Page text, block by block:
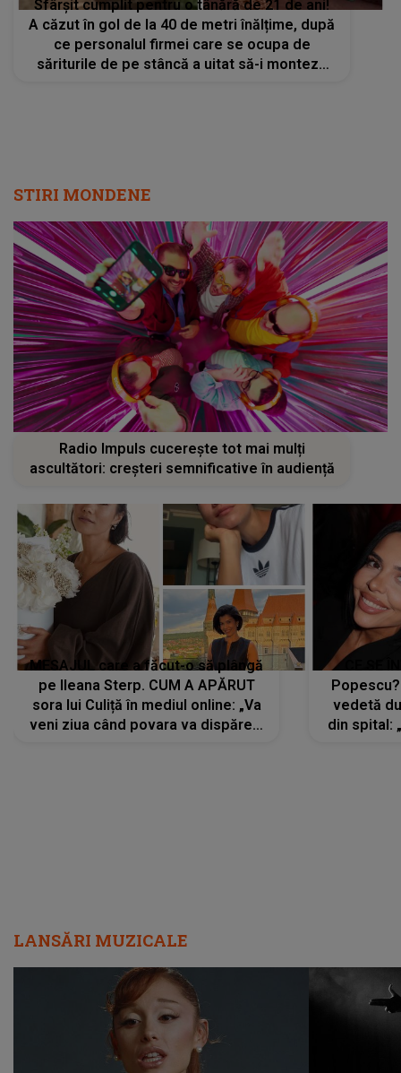
Sfârșit cumplit pentru o tânără de 21 de ani!
A căzut în gol de la 40 de metri înălțime, după
ce personalul firmei care se ocupa de
săriturile de pe stâncă a uitat să-i monteze
STIRI MONDENE
Radio Impuls cucerește tot mai mulți
ascultători: creșteri semnificative în audiență
MESAJUL care a făcut-o să plângă
pe Ileana Sterp. CUM A APĂRUT
sora lui Culiță în mediul online: „Va
veni ziua când povara va dispărea,
vedetă
din spital:
LANSĂRI MUZICALE